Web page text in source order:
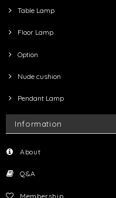
Table Lamp
Floor Lamp
Option
Nude cushion
Pendant Lamp
Information
About
Q&A
Membership